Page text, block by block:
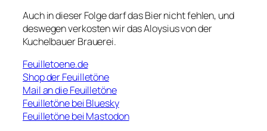
Auch in dieser Folge darf das Bier nicht fehlen, und
deswegen verkosten wir das Aloysius von der
Kuchelbauer Brauerei.
Feuilletoene.de
Shop der Feuilletöne
Mail an die Feuilletöne
Feuilletöne bei Bluesky
Feuilletöne bei Mastodon